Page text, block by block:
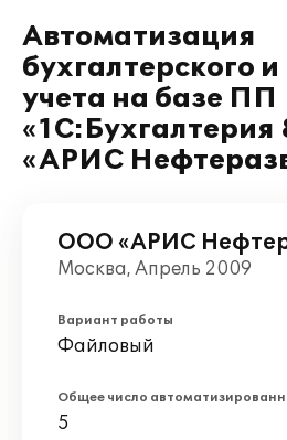
Автоматизация
бухгалтерского
учета на базе ПП
«АРИС
ООО «АРИС
Москва, Апрель 2009
Вариант работы
Файловый
Общее число
5